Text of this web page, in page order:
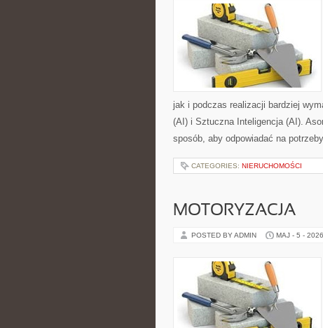
jak i podczas realizacji bardziej
(AI) i Sztuczna Inteligencja (AI).
sposób, aby odpowiadać na
CATEGORIES: NIERUCHOMOŚCI
MOTORYZACJA
POSTED BY ADMIN MAJ - 5 - 2026